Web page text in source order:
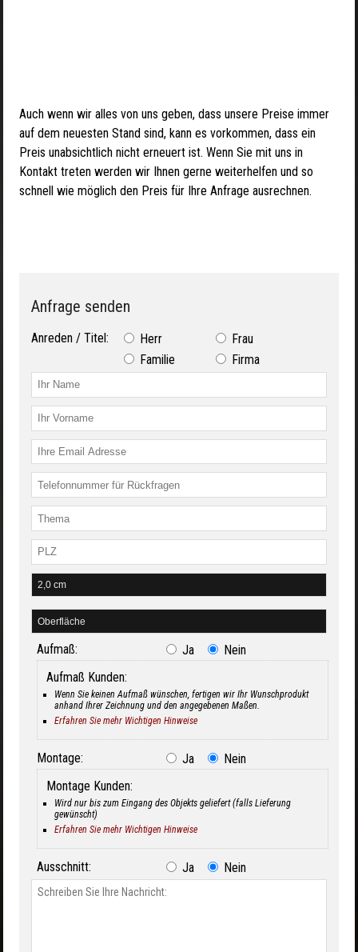
Auch wenn wir alles von uns geben, dass unsere Preise immer
auf dem neuesten Stand sind, kann es vorkommen, dass ein
Preis unabsichtlich nicht erneuert ist. Wenn Sie mit uns in
Kontakt treten werden wir Ihnen gerne weiterhelfen und so
schnell wie möglich den Preis für Ihre Anfrage ausrechnen.
Anfrage senden
Anreden / Titel: Herr
Frau
Familie
Firma
Aufmaß: Ja
Nein
Aufmaß Kunden:
Wenn Sie keinen Aufmaß wünschen, fertigen wir Ihr Wunschprodukt
anhand Ihrer Zeichnung und den angegebenen Maßen.
Erfahren Sie mehr Wichtigen Hinweise
Montage: Ja
Nein
Montage Kunden:
Wird nur bis zum Eingang des Objekts geliefert (falls Lieferung
gewünscht)
Erfahren Sie mehr Wichtigen Hinweise
Ausschnitt: Ja Nein